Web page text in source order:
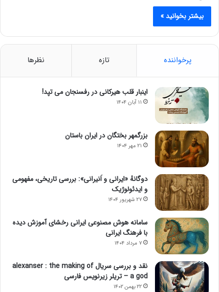
بیشتر بخوانید »
پرخواننده تازه نظرها
اینبار قلب هیرکانی در رفسنجان می تپد!
۱۱ آبان ۱۴۰۴
بزرگمهر بختگان در ایران باستان
۲۱ مهر ۱۴۰۴
دوگانهٔ «ایرانی و اَنیرانی»: بررسی تاریخی، مفهومی
و ایدئولوژیک
۲۷ شهریور ۱۴۰۴
سامانه هوش مصنوعی ایرانی رخشای آموزش دیده
با فرهنگ ایرانی
۷ مرداد ۱۴۰۴
نقد و بررسی سریال alexanser : the making of
a god – تریلر زیرنویس فارسی
۲۲ بهمن ۱۴۰۲